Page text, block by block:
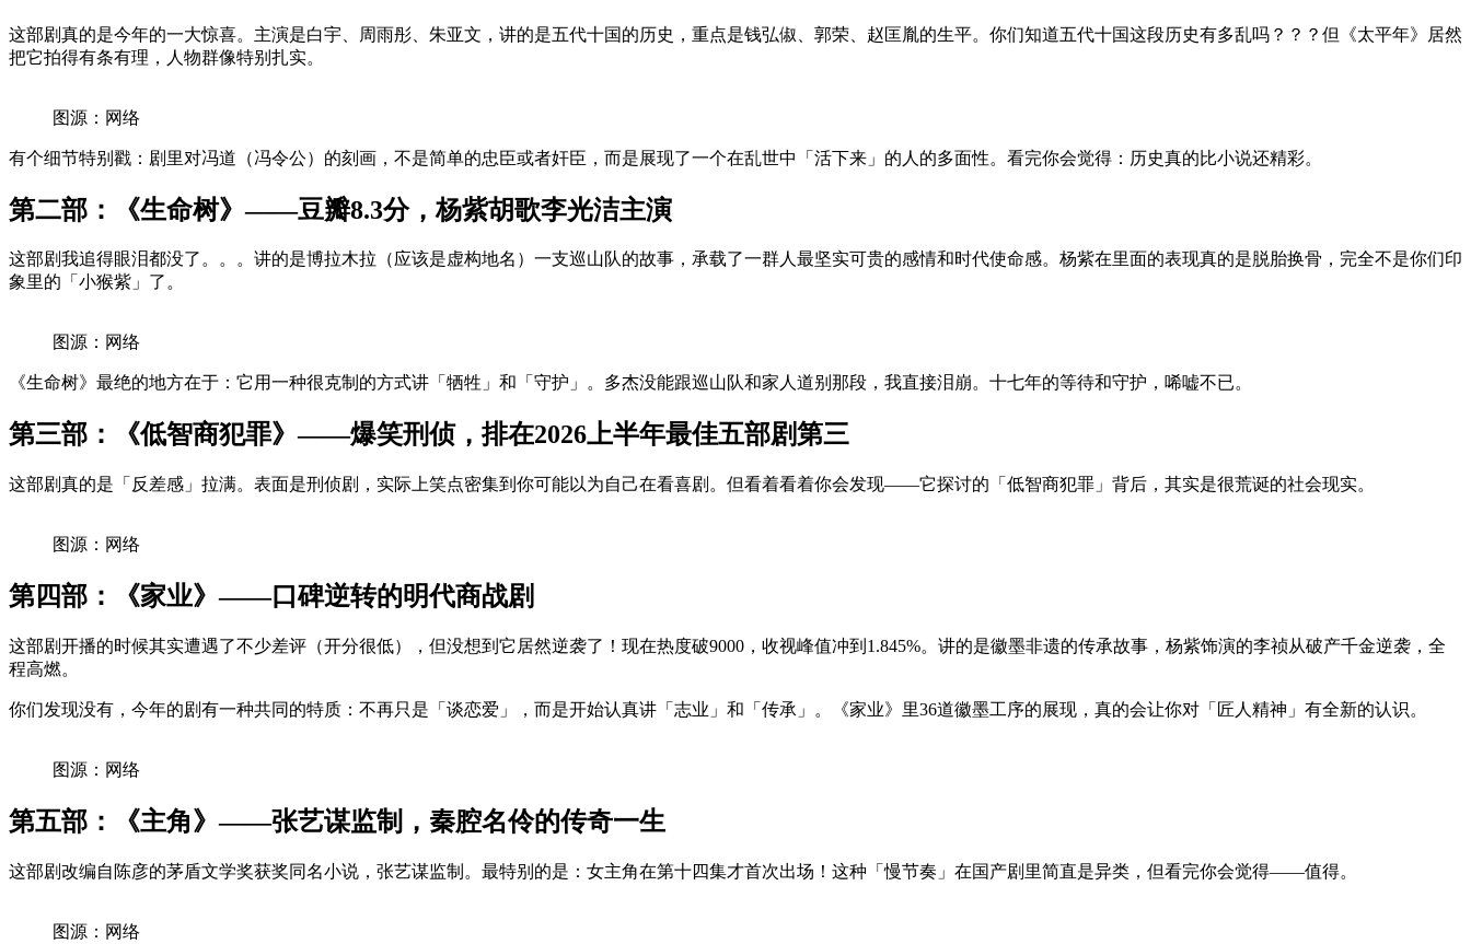
这部剧真的是今年的一大惊喜。主演是白宇、周雨彤、朱亚文，讲的是五代十国的历史，重点是钱弘俶、郭荣、赵匡胤的生平。你们知道五代十国这段历史有多乱吗？？？但《太平年》居然
把它拍得有条有理，人物群像特别扎实。
图源：网络
有个细节特别戳：剧里对冯道（冯令公）的刻画，不是简单的忠臣或者奸臣，而是展现了一个在乱世中「活下来」的人的多面性。看完你会觉得：历史真的比小说还精彩。
第二部：《生命树》——豆瓣8.3分，杨紫胡歌李光洁主演
这部剧我追得眼泪都没了。。。讲的是博拉木拉（应该是虚构地名）一支巡山队的故事，承载了一群人最坚实可贵的感情和时代使命感。杨紫在里面的表现真的是脱胎换骨，完全不是你们印
象里的「小猴紫」了。
图源：网络
《生命树》最绝的地方在于：它用一种很克制的方式讲「牺牲」和「守护」。多杰没能跟巡山队和家人道别那段，我直接泪崩。十七年的等待和守护，唏嘘不已。
第三部：《低智商犯罪》——爆笑刑侦，排在2026上半年最佳五部剧第三
这部剧真的是「反差感」拉满。表面是刑侦剧，实际上笑点密集到你可能以为自己在看喜剧。但看着看着你会发现——它探讨的「低智商犯罪」背后，其实是很荒诞的社会现实。
图源：网络
第四部：《家业》——口碑逆转的明代商战剧
这部剧开播的时候其实遭遇了不少差评（开分很低），但没想到它居然逆袭了！现在热度破9000，收视峰值冲到1.845%。讲的是徽墨非遗的传承故事，杨紫饰演的李祯从破产千金逆袭，全
程高燃。
你们发现没有，今年的剧有一种共同的特质：不再只是「谈恋爱」，而是开始认真讲「志业」和「传承」。《家业》里36道徽墨工序的展现，真的会让你对「匠人精神」有全新的认识。
图源：网络
第五部：《主角》——张艺谋监制，秦腔名伶的传奇一生
这部剧改编自陈彦的茅盾文学奖获奖同名小说，张艺谋监制。最特别的是：女主角在第十四集才首次出场！这种「慢节奏」在国产剧里简直是异类，但看完你会觉得——值得。
图源：网络